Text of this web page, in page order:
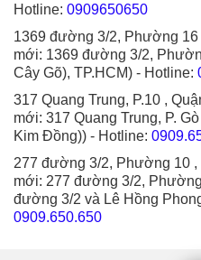
Hotline: 0909650650
1369 đường 3/2, Phường 16
mới: 1369 đường 3/2,
Cây Gõ), TP.HCM) - Hotline:
317 Quang Trung, P.10 ,
mới: 317 Quang Trung, P.
Kim Đồng)) - Hotline:
277 đường 3/2, Phường 10
mới: 277 đường 3/2,
đường 3/2 và Lê Hồng
0909.650.650